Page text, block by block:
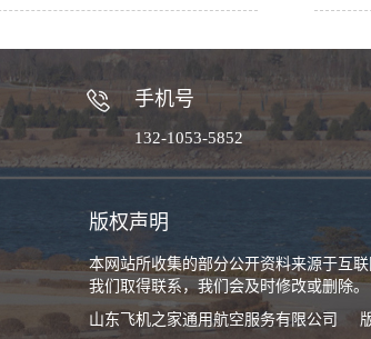
手机号
132-1053-5852
版权声明
本网站所收集的部分公开资料来源于互
我们取得联系，我们会及时修改或删除。
山东飞机之家通用航空服务有限公司